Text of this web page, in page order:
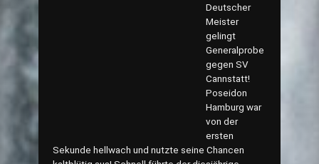
Deutscher
Meister
gelingt
Generalprobe
gegen SV
Cannstatt!
Poseidon
Hamburg war
von der
ersten
Sekunde hellwach und nutzte seine Chancen